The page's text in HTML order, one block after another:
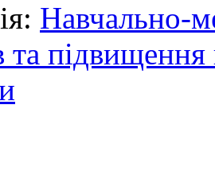
Навчально-
та підвищення